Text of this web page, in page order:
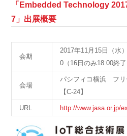
「Embedded Technology
7」出展概要
会期
2017年11月15日（水
0（16日のみ18:00終了
会場
パシフィコ横浜 フリ
【C-24】
URL http://www.jasa.or.jp/